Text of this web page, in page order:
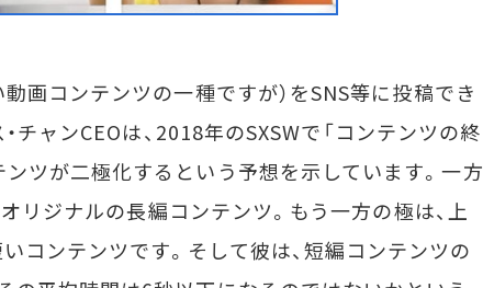
画コンテンツの一種ですが）をSNS等に投稿でき
チャンCEOは、2018年のSXSWで「コンテンツの終
ンツが二極化するという予想を示しています。一方
リジナルの長編コンテンツ。もう一方の極は、上
コンテンツです。そして彼は、短編コンテンツの